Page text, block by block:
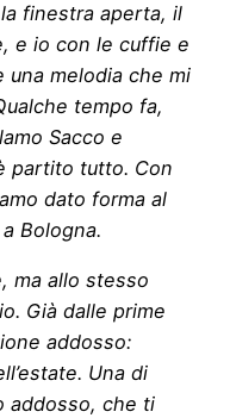
finestra aperta, il
e io con le cuffie e
una melodia che mi
tempo fa,
Sacco e
partito tutto. Con
dato forma al
Bologna.
ma allo stesso
Già dalle prime
addosso:
Una di
addosso, che ti